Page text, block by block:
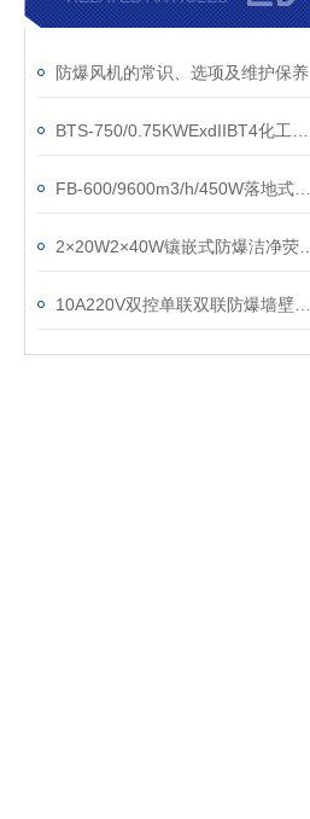
防爆风机的常识、选项及维护保养